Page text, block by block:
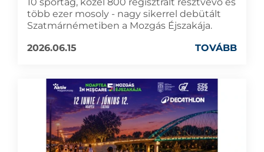
több ezer mosoly - nagy sikerrel debütált
Szatmárnémetiben a Mozgás Éjszakája.
2026.06.15
TOVÁBB